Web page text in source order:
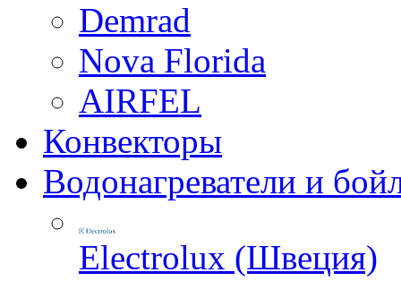
Demrad
Nova Florida
AIRFEL
Конвекторы
Водонагреватели и
Electrolux (Швеция)